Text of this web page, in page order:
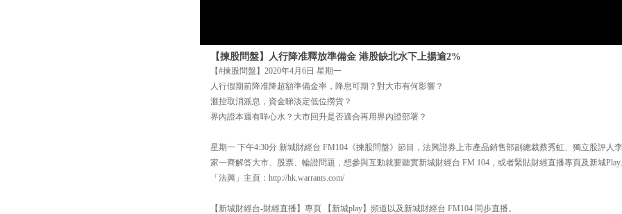
【揀股問盤】人行降准釋放準備金 港股缺北水下上揚逾2%
【#揀股問盤】2020年4月6日 星期一
人行假期前降准降超額準備金率，降息可期？對大市有何影響？
滙控取消派息，資金睇淡定低位撈貨？
界內證本週有咩心水？大市回升是否適合再用界內證部署？
星期一 下午4:30分 新城財經台 FM104《揀股問盤》節目，法興證券上市產品銷售部副總裁蔡秀虹、獨立股評人
家一齊解答大市、股票、輪證問題，想參與互動就要聽實新城財經台 FM 104，或者緊貼財經直播專頁及新城Play
「法興」主頁：http://hk.warrants.com/
【新城財經台-財經直播】專頁 【新城play】頻道以及新城財經台 FM104 同步直播。